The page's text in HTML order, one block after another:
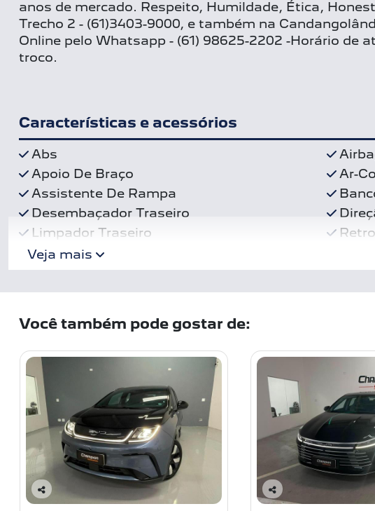
anos de mercado. Respeito, Humildade, Ética,
Trecho 2 - (61)3403-9000, e também na
Online pelo Whatsapp - (61) 98625-2202 -Horário de
troco.
Características e acessórios
Abs
Apoio De Braço
Ar-
Assistente De Rampa
Desembaçador Traseiro
Limpador Traseiro
Veja mais
Você também pode gostar de:
C
C